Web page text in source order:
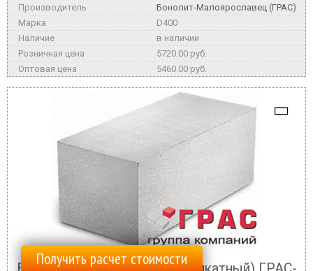
Бонолит-Малоярославец (ГРАС)
D400
в наличии
5720.00 руб.
5460.00 руб.
Получить расчет стоимости